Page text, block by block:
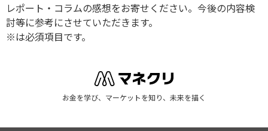
レポート・コラムの感想をお寄せください。今後の内容検
討等に参考にさせていただきます。
※は必須項目です。
お金を学び、マーケットを知り、未来を描く